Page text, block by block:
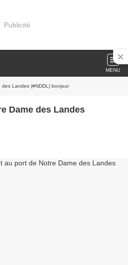
Publicité
MENU
Landes (#NDDL) bonjour
Dame des Landes